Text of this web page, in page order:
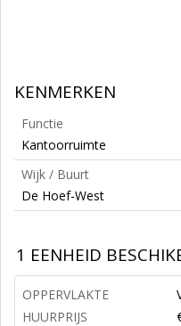
KENMERKEN
Functie
Kantoorruimte
Wijk / Buurt
De Hoef-West
1 EENHEID
OPPERVLAKTE
HUURPRIJS